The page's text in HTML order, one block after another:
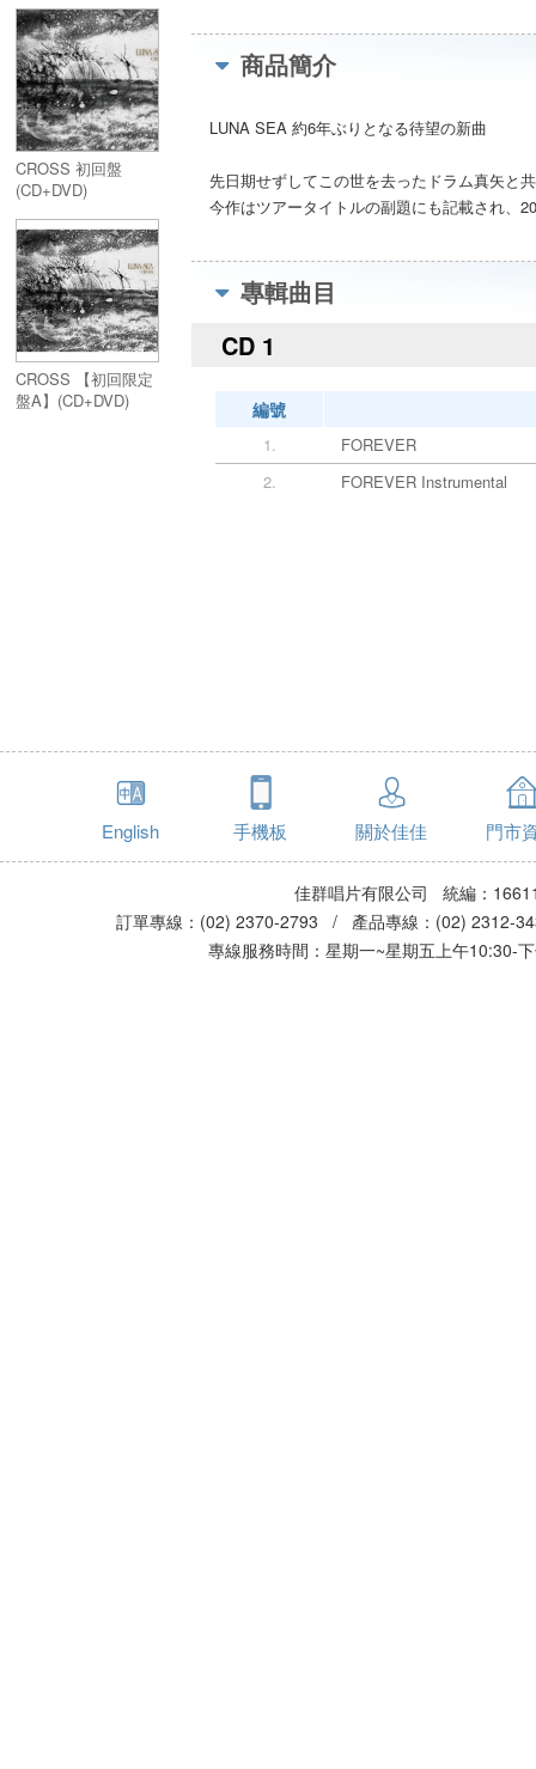
CROSS 初回盤
(CD+DVD)
CROSS 【初回限定
盤A】(CD+DVD)
商品簡介
LUNA SEA 約6年ぶりとなる待望の新曲
先日期せずしてこの世を去ったドラム真矢と
今作はツアータイトルの副題にも記載され、
專輯曲目
CD 1
編號
1.
FOREVER
2.
FOREVER Instrumental
English 手機板 關於佳佳 門市
佳群唱片有限公司 統編：
訂單專線：(02) 2370-2793 / 產品專線：(02)
專線服務時間：星期一~星期五上午10:30-